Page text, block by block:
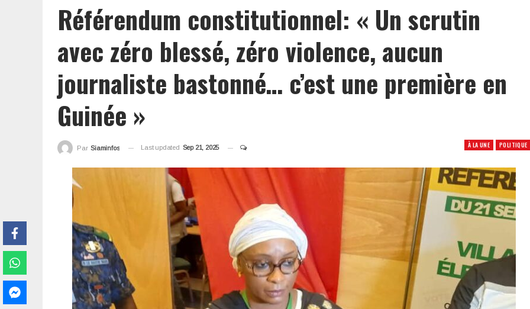
Référendum constitutionnel: « Un scrutin
avec zéro blessé, zéro violence, aucun
journaliste bastonné… c’est une première en
Guinée »
À LA UNE POLITIQUE
Par Siaminfos Last updated Sep 21, 2025